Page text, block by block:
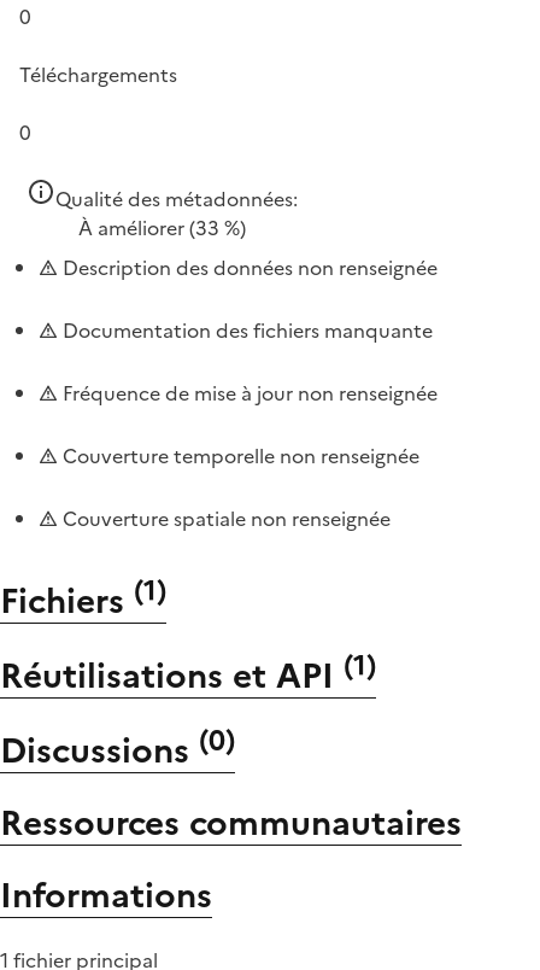
0
Téléchargements
0
Qualité des métadonnées:
À améliorer(33 %)
Description des données non renseignée
Documentation des fichiers manquante
Fréquence de mise à jour non renseignée
Couverture temporelle non renseignée
Couverture spatiale non renseignée
Fichiers (1)
Réutilisations et API (1)
Discussions (0)
Ressources communautaires
Informations
1 fichier principal